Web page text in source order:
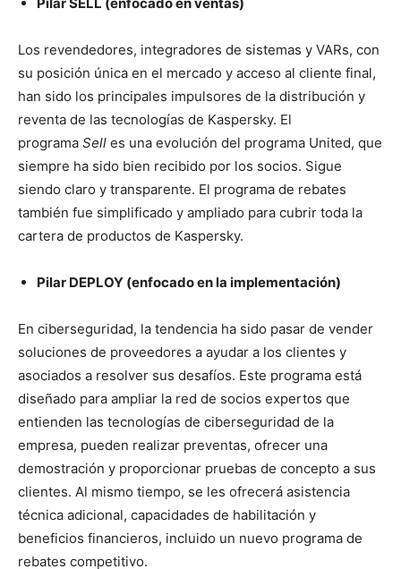
Los revendedores, integradores de sistemas y VARs, con
su posición única en el mercado y acceso al cliente final,
han sido los principales impulsores de la distribución y
reventa de las tecnologías de Kaspersky. El
programa Sell es una evolución del programa United, que
siempre ha sido bien recibido por los socios. Sigue
siendo claro y transparente. El programa de rebates
también fue simplificado y ampliado para cubrir toda la
cartera de productos de Kaspersky.
Pilar DEPLOY (enfocado en la implementación)
En ciberseguridad, la tendencia ha sido pasar de vender
soluciones de proveedores a ayudar a los clientes y
asociados a resolver sus desafíos. Este programa está
diseñado para ampliar la red de socios expertos que
entienden las tecnologías de ciberseguridad de la
empresa, pueden realizar preventas, ofrecer una
demostración y proporcionar pruebas de concepto a sus
clientes. Al mismo tiempo, se les ofrecerá asistencia
técnica adicional, capacidades de habilitación y
beneficios financieros, incluido un nuevo programa de
rebates competitivo.